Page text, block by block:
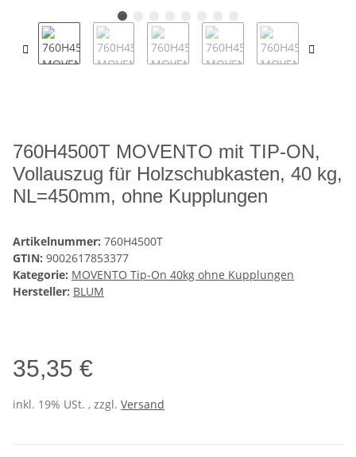
760H4500T MOVENTO mit TIP-ON,
Vollauszug für Holzschubkasten, 40 kg,
NL=450mm, ohne Kupplungen
Artikelnummer: 760H4500T
GTIN: 9002617853377
Kategorie: MOVENTO Tip-On 40kg ohne Kupplungen
Hersteller: BLUM
35,35 €
inkl. 19% USt. , zzgl. Versand